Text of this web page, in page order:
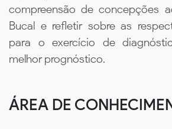
compreensão de concepções
Bucal e refletir sobre as
para o exercício de
melhor prognóstico.
ÁREA DE